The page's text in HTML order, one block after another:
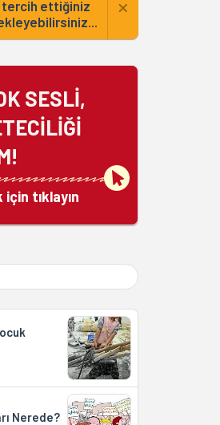
ettiğiniz
SESLİ,
tıklayın
Nerede?